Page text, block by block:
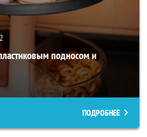
подносом и
ПОДРОБНЕЕ